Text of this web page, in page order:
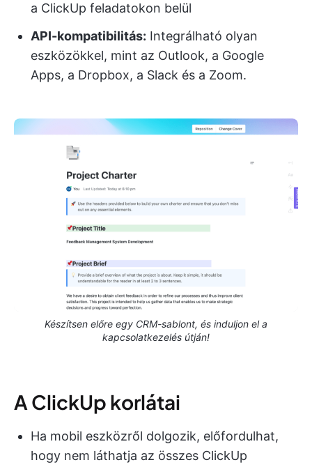
a ClickUp feladatokon belül
API-kompatibilitás: Integrálható olyan
eszközökkel, mint az Outlook, a Google
Apps, a Dropbox, a Slack és a Zoom.
Készítsen előre egy CRM-sablont, és induljon el a
kapcsolatkezelés útján!
A ClickUp korlátai
Ha mobil eszközről dolgozik, előfordulhat,
hogy nem láthatja az összes ClickUp